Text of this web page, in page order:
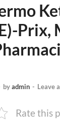
Prix,
byadmin - Leave
Rate this